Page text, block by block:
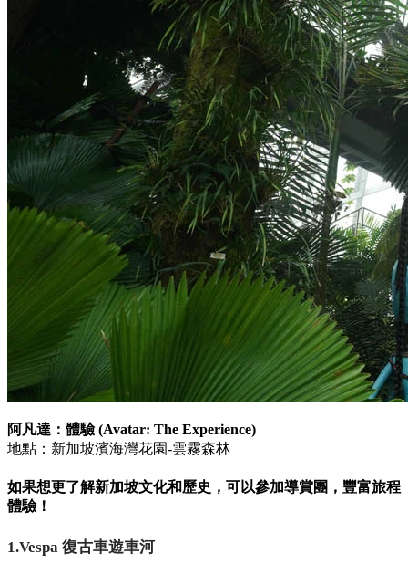
阿凡達：體驗 (Avatar: The Experience)
地點：新加坡濱海灣花園-雲霧森林
如果想更了解新加坡文化和歷史，可以參加導賞團，豐富旅程
體驗！
1.Vespa 復古車遊車河